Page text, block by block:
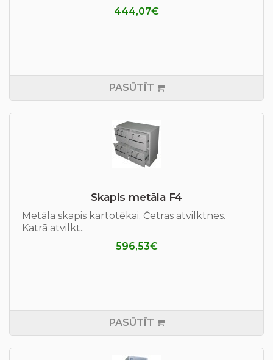
444,07€
PASŪTĪT
Skapis metāla F4
Metāla skapis kartotēkai. Četras atvilktnes.
Katrā atvilkt..
596,53€
PASŪTĪT